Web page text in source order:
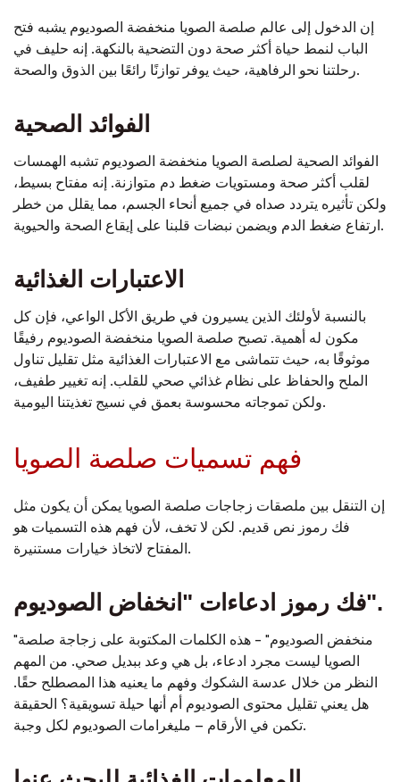
إن الدخول إلى عالم صلصة الصويا منخفضة الصوديوم يشبه فتح
الباب لنمط حياة أكثر صحة دون التضحية بالنكهة. إنه حليف في
رحلتنا نحو الرفاهية، حيث يوفر توازنًا رائعًا بين الذوق والصحة.
الفوائد الصحية
الفوائد الصحية لصلصة الصويا منخفضة الصوديوم تشبه الهمسات
لقلب أكثر صحة ومستويات ضغط دم متوازنة. إنه مفتاح بسيط،
ولكن تأثيره يتردد صداه في جميع أنحاء الجسم، مما يقلل من خطر
ارتفاع ضغط الدم ويضمن نبضات قلبنا على إيقاع الصحة والحيوية.
الاعتبارات الغذائية
بالنسبة لأولئك الذين يسيرون في طريق الأكل الواعي، فإن كل
مكون له أهمية. تصبح صلصة الصويا منخفضة الصوديوم رفيقًا
موثوقًا به، حيث تتماشى مع الاعتبارات الغذائية مثل تقليل تناول
الملح والحفاظ على نظام غذائي صحي للقلب. إنه تغيير طفيف،
ولكن تموجاته محسوسة بعمق في نسيج تغذيتنا اليومية.
فهم تسميات صلصة الصويا
إن التنقل بين ملصقات زجاجات صلصة الصويا يمكن أن يكون مثل
فك رموز نص قديم. لكن لا تخف، لأن فهم هذه التسميات هو
المفتاح لاتخاذ خيارات مستنيرة.
فك رموز ادعاءات "انخفاض الصوديوم".
"منخفض الصوديوم" - هذه الكلمات المكتوبة على زجاجة صلصة
الصويا ليست مجرد ادعاء، بل هي وعد ببديل صحي. من المهم
النظر من خلال عدسة الشكوك وفهم ما يعنيه هذا المصطلح حقًا.
هل يعني تقليل محتوى الصوديوم أم أنها حيلة تسويقية؟ الحقيقة
تكمن في الأرقام – مليغرامات الصوديوم لكل وجبة.